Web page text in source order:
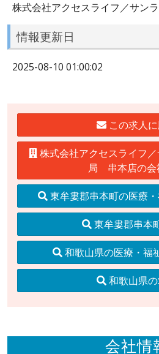
株式会社アクセスライフ／サン
情報更新日
2025-08-10 01:00:02
この求人
株式会社アクセスライフ
局 串本店の会
東牟婁郡串本町の医療
東牟婁郡串本
和歌山県の医療・福
和歌山県
会社情